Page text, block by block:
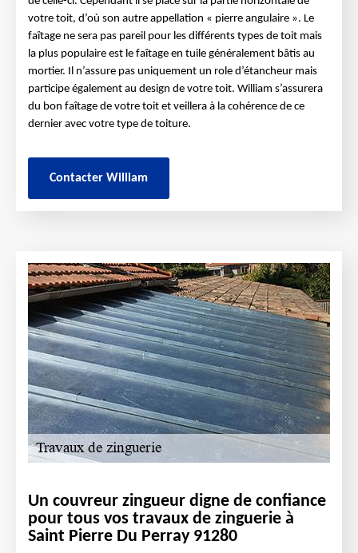
votre toit, d’où son autre appellation « pierre angulaire ». Le
faîtage ne sera pas pareil pour les différents types de toit mais
la plus populaire est le faîtage en tuile généralement bâtis au
mortier. Il n’assure pas uniquement un role d’étancheur mais
participe également au design de votre toit. William s’assurera
du bon faîtage de votre toit et veillera à la cohérence de ce
dernier avec votre type de toiture.
Contacter William
Un couvreur zingueur digne de confiance
pour tous vos travaux de zinguerie à
Saint Pierre Du Perray 91280